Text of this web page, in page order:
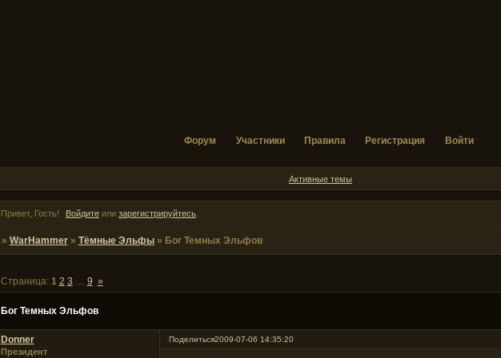
Форум Участники Правила Регистрация Войти
Активные темы
Привет, Гость! Войдите или зарегистрируйтесь
» WarHammer » Тёмные Эльфы » Бог Темных Эльфов
Бог Темных Эльфов
Страница: 1 2 3 … 9 »
Поделиться2009-07-06 14:35:20
Donner
Президент